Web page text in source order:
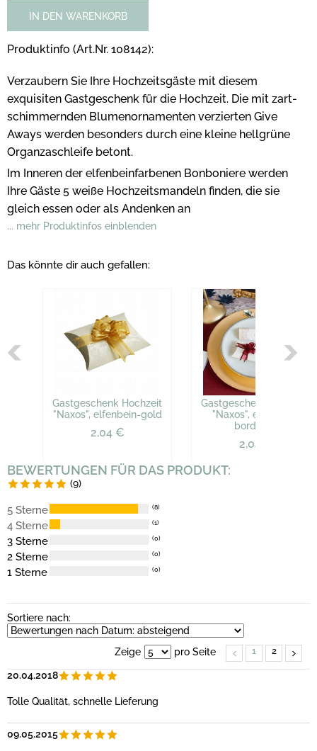
IN DEN WARENKORB
Produktinfo (Art.Nr. 108142):
Verzaubern Sie Ihre Hochzeitsgäste mit diesem
exquisiten Gastgeschenk für die Hochzeit. Die mit zart-
schimmernden Blumenornamenten verzierten Give
Aways werden besonders durch eine kleine hellgrüne
Organzaschleife betont.
Im Inneren der elfenbeinfarbenen Bonboniere werden
Ihre Gäste 5 weiße Hochzeitsmandeln finden, die sie
gleich essen oder als Andenken an
... mehr Produktinfos einblenden
Das könnte dir auch gefallen:
Gastgeschenk Hochzeit
"Naxos", elfenbein-gold
2,04 €
Gastgeschenk Hochzeit
"Naxos", elfenbein-
bordeaux
2,04 €
BEWERTUNGEN FÜR DAS PRODUKT:
(9)
5 Sterne (8)
4 Sterne (1)
3 Sterne (0)
2 Sterne (0)
1 Sterne (0)
Sortiere nach:
Zeige pro Seite 1 2
20.04.2018
Tolle Qualität, schnelle Lieferung
09.05.2015